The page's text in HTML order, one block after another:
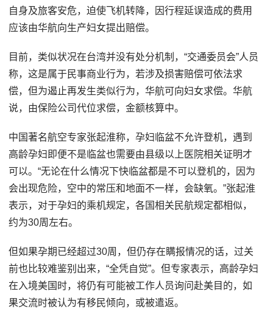
自身及旅客安危，迫使飞机转降，因行程延误造成的费用
应该由华航向生产妇女提出赔偿。
目前，类似状况在台湾并没有处分机制，“交通委员会”人员
称，这是属于民事商业行为，若涉及损害赔偿可依法求
偿，但为遏止再发生类似行为，华航可向妇女求偿。华航
说，由保险公司代位求偿，金额核算中。
中国著名航空专家张起淮称，孕妇临盆不允许登机，遇到
高龄孕妇即便不是临盆也需要由县级以上医院相关证明才
可以。“无论在什么情况下快临盆都是不可以登机的，因为
会出现危险，空中的常压和地面不一样，会缺氧。”张起淮
表示，对于孕妇的乘机规定，各国相关民航规定都相似，
约为30周左右。
但如果孕期已经超过30周，但仍存在瞒报情况的话，过关
前也比较难鉴别出来，“全凭自觉”。但专家表示，高龄孕妇
在入境美国时，将仍有可能被工作人员询问赴美目的，如
果交流时被认为有移民倾向，或被遣返。